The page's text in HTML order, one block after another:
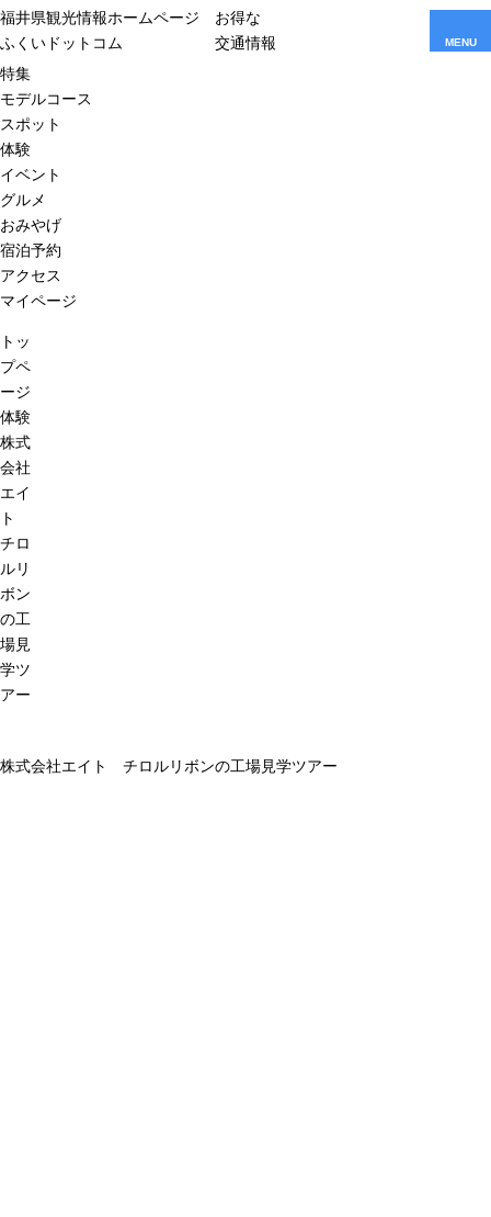
福井県観光情報ホームページ
ふくいドットコム
お得な
交通情報
MENU
特集
モデルコース
スポット
体験
イベント
グルメ
おみやげ
宿泊予約
アクセス
マイページ
トッ
プペ
ージ
体験
株式
会社
エイ
ト
チロ
ルリ
ボン
の工
場見
学ツ
アー
株式会社エイト チロルリボンの工場見学ツアー